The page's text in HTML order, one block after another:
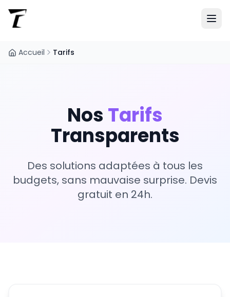
Accueil Tarifs
Nos Tarifs
Transparents
Des solutions adaptées à tous les
budgets, sans mauvaise surprise. Devis
gratuit en 24h.